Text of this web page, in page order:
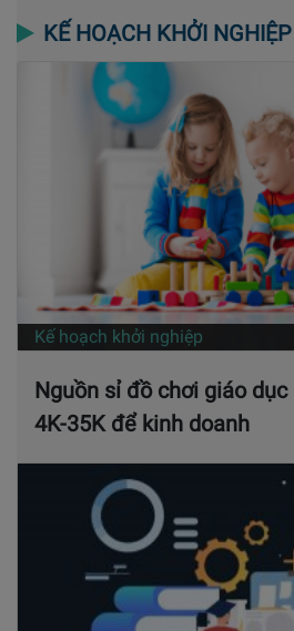
KẾ HOẠCH KHỞI NGHIỆP
Kế hoạch khởi nghiệp
Nguồn sỉ đồ chơi giáo
4K-35K để kinh doanh